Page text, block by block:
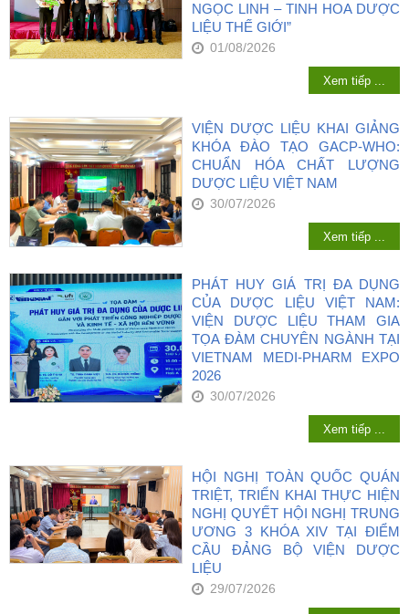
NGỌC LINH – TINH HOA DƯỢC
LIỆU THẾ GIỚI”
01/08/2026
Xem tiếp ...
VIỆN DƯỢC LIỆU KHAI GIẢNG
KHÓA ĐÀO TẠO GACP-WHO:
CHUẨN HÓA CHẤT LƯỢNG
DƯỢC LIỆU VIỆT NAM
30/07/2026
Xem tiếp ...
PHÁT HUY GIÁ TRỊ ĐA DỤNG
CỦA DƯỢC LIỆU VIỆT NAM:
VIỆN DƯỢC LIỆU THAM GIA
TỌA ĐÀM CHUYÊN NGÀNH TẠI
VIETNAM MEDI-PHARM EXPO
2026
30/07/2026
Xem tiếp ...
HỘI NGHỊ TOÀN QUỐC QUÁN
TRIỆT, TRIỂN KHAI THỰC HIỆN
NGHỊ QUYẾT HỘI NGHỊ TRUNG
ƯƠNG 3 KHÓA XIV TẠI ĐIỂM
CẦU ĐẢNG BỘ VIỆN DƯỢC
LIỆU
29/07/2026